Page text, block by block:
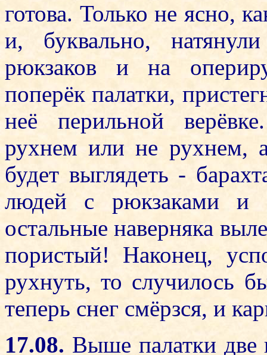
готова. Только не ясно,
и, буквально,
рюкзаков и на
поперёк палатки,
неё перильной
рухнем или не рухнем,
будет выглядеть -
людей с рюкзаками и
остальные наверняка
пористый! Наконец,
рухнуть, то случилось
теперь снег смёрзся, и
17.08. Выше палатки две